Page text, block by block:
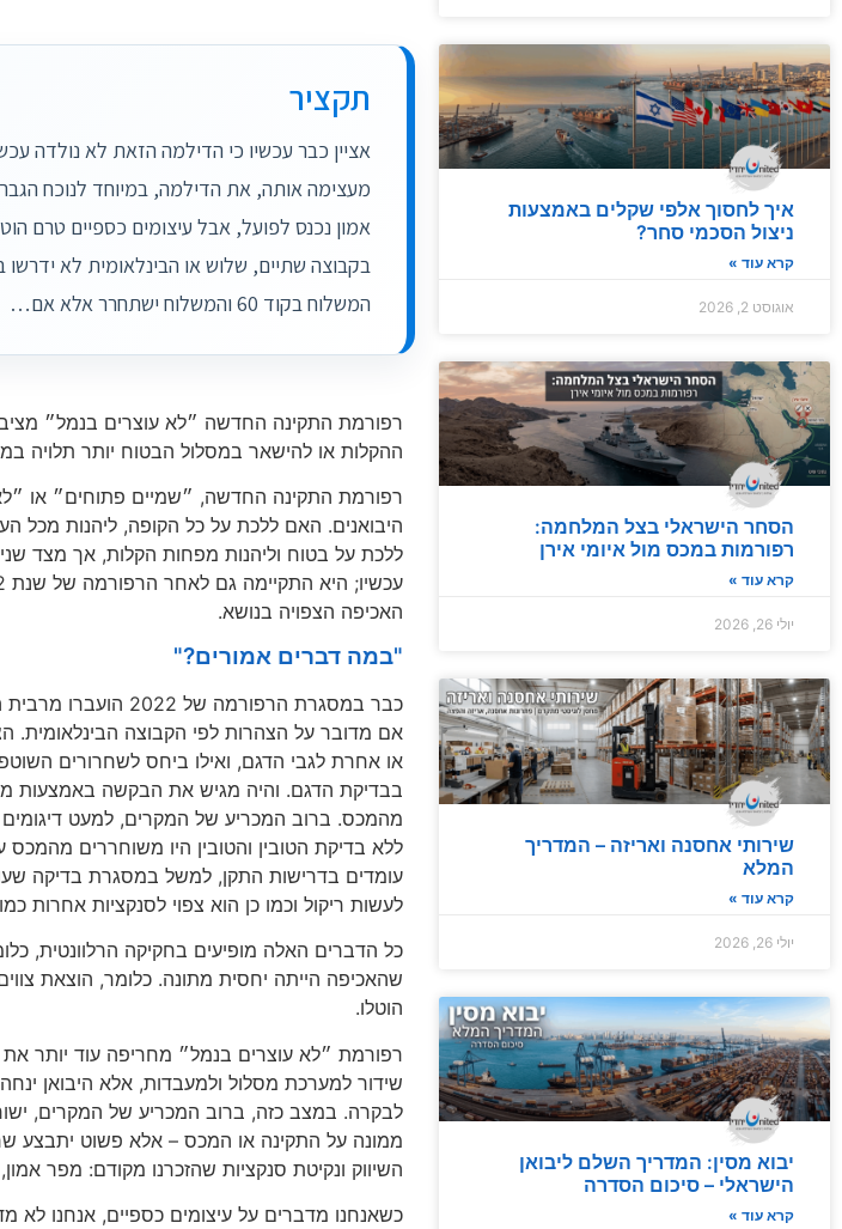
יבוא מסין פרק 3 – שילוח מסין, מכס ושחרור סחורה בישראל לעסקים
יבוא מסין × 1 פרק 1...
13 July 2026
השפעת פרויקט "הנמלים היבשתיים" על שרשרת האספקה בישראל
השפעת הנמלים היבשתיים על שרשרת האספקה | UnitedXP השפעת פרויקט "הנמלים היבשתיים" על שרשרת...
13 July 2026
איך לחסוך אלפי שקלים באמצעות
ניצול הסכמי סחר?
קרא עוד »
אוגוסט 2, 2026
הסחר הישראלי בצל המלחמה:
רפורמות במכס מול איומי אירן
קרא עוד »
יולי 26, 2026
שירותי אחסנה ואריזה – המדריך
המלא
קרא עוד »
יולי 26, 2026
יבוא מסין: המדריך השלם ליבואן
הישראלי – סיכום הסדרה
קרא עוד »
תקציר
מעצימה אותה, את הדילמה, במיוחד לנוכח
אמון נכנס לפועל, אבל עיצומים כספיים טרם
בקבוצה שתיים, שלוש או הבינלאומית לא
המשלוח בקוד 60 והמשלוח ישתחרר אלא אם…
רפורמת התקינה החדשה ״לא עוצרים בנמל״
ההקלות או להישאר במסלול הבטוח יותר תלויה
רפורמת התקינה החדשה, ״שמיים פתוחים״ או
היבואנים. האם ללכת על כל הקופה, ליהנות מכל
ללכת על בטוח וליהנות מפחות הקלות, אך מצד
האכיפה הצפויה בנושא.
במה דברים אמורים?
כבר במסגרת
אם מדובר על הצהרות לפי הקבוצה הבינלאומית.
או אחרת לגבי הדגם, ואילו ביחס לשחרורים
בבדיקת הדגם. והיה מגיש את הבקשה באמצעות
מהמכס. ברוב המכריע של המקרים, למעט דיגומים
ללא בדיקת הטובין והטובין היו משוחררים
עומדים בדרישות התקן, למשל במסגרת בדיקה
לעשות ריקול וכמו כן הוא צפוי לסנקציות אחרות
כל הדברים האלה מופיעים בחקיקה הרלוונטית,
שהאכיפה הייתה יחסית מתונה. כלומר, הוצאת
הוטלו.
רפורמת ״לא עוצרים בנמל״ מחריפה עוד יותר
לבקרה. במצב כזה, ברוב המכריע של המקרים,
ממונה על התקינה או המכס – אלא פשוט יתבצע
השיווק ונקיטת סנקציות שהזכרנו מקודם: מפר
כשאנחנו מדברים על עיצומים כספיים, אנחנו לא